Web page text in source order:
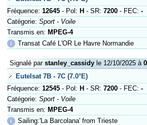
Fréquence: 12645- Pol: H - SR: 7200- FEC: -
Catégorie: Sport - Voile
Transmis en: MPEG-4
ℹ
Transat Café L'OR Le Havre Normandie
Signalé par stanley_cassidyle 12/10/2025 à
Eutelsat 7B - 7C (7.0°E)
Fréquence: 12545- Pol: H - SR: 7200- FEC: -
Catégorie: Sport - Voile
Transmis en: MPEG-4
ℹ
Sailing:'La Barcolana' from Trieste